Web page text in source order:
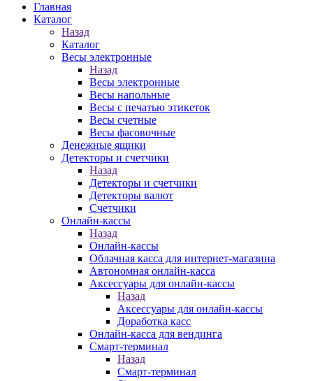
Главная
Каталог
Назад
Каталог
Весы электронные
Назад
Весы электронные
Весы напольные
Весы с печатью этикеток
Весы счетные
Весы фасовочные
Денежные ящики
Детекторы и счетчики
Назад
Детекторы и счетчики
Детекторы валют
Счетчики
Онлайн-кассы
Назад
Онлайн-кассы
Облачная касса для интернет-магазина
Автономная онлайн-касса
Аксессуары для онлайн-кассы
Назад
Аксессуары для онлайн-кассы
Доработка касс
Онлайн-касса для вендинга
Смарт-терминал
Назад
Смарт-терминал